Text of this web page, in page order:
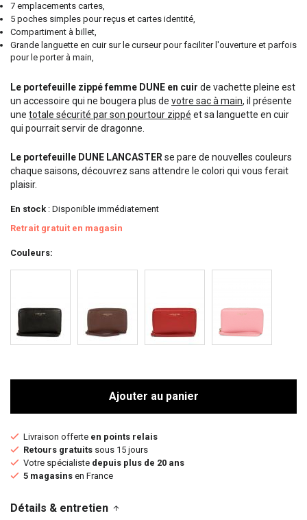
7 emplacements cartes,
5 poches simples pour reçus et cartes identité,
Compartiment à billet,
Grande languette en cuir sur le curseur pour faciliter l'ouverture et parfois
pour le porter à main,
Le portefeuille zippé femme DUNE en cuir de vachette pleine est
un accessoire qui ne bougera plus de votre sac à main, il présente
une totale sécurité par son pourtour zippé et sa languette en cuir
qui pourrait servir de dragonne.
Le portefeuille DUNE LANCASTER se pare de nouvelles couleurs
chaque saisons, découvrez sans attendre le colori qui vous ferait
plaisir.
En stock : Disponible immédiatement
Retrait gratuit en magasin
Couleurs
Ajouter au panier
Livraison offerte en points relais
Retours gratuits sous 15 jours
Votre spécialiste depuis plus de 20 ans
5 magasins en France
Détails & entretien